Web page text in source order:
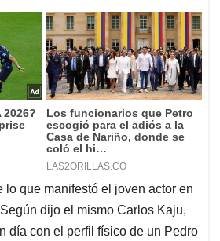
lo que manifestó el joven actor en
dijo el mismo Carlos Kaju,
día con el perfil físico de un Pedro